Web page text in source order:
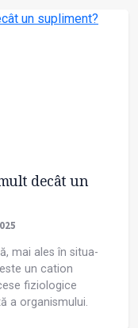
proastă
date
decât un
mai ales în situa­
un cation
fiziologice
a organismului.